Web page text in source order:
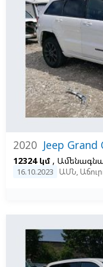
2020 Jeep Grand
12324 կմ ,
16.10.2023 ԱՄՆ,